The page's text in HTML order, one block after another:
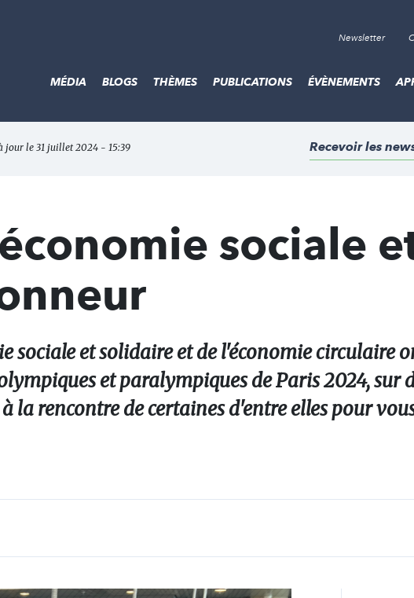
Newsletter
MÉDIA BLOGS THÈMES PUBLICATIONS ÉVÈNEMENTS
le 31 juillet 2024 - 15:39 Recevoir les
sociale
sociale et solidaire et de l'économie circulaire
et paralympiques de Paris 2024, sur
la rencontre de certaines d'entre elles pour